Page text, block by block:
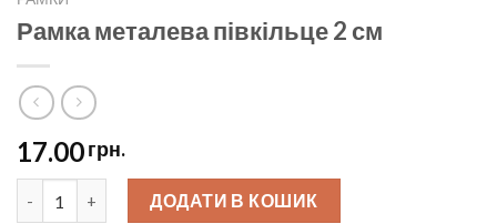
Рамка металева півкільце 2 см
17.00грн.
Рамка металева півкільце 2 см quantity
ДОДАТИ В КОШИК